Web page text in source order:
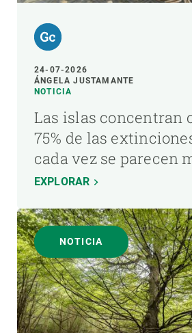
24-07-2026
ÁNGELA JUSTAMANTE
NOTICIA
Las islas concentran
75% de las
cada vez se parecen
EXPLORAR
NOTICIA